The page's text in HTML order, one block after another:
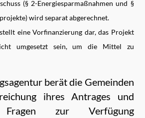
(§ 2-Energiesparmaßnahmen und §
wird separat abgerechnet.
eine Vorfinanzierung dar, das Projekt
umgesetzt sein, um die Mittel zu
berät die Gemeinden
ihres Antrages und
zur Verfügung